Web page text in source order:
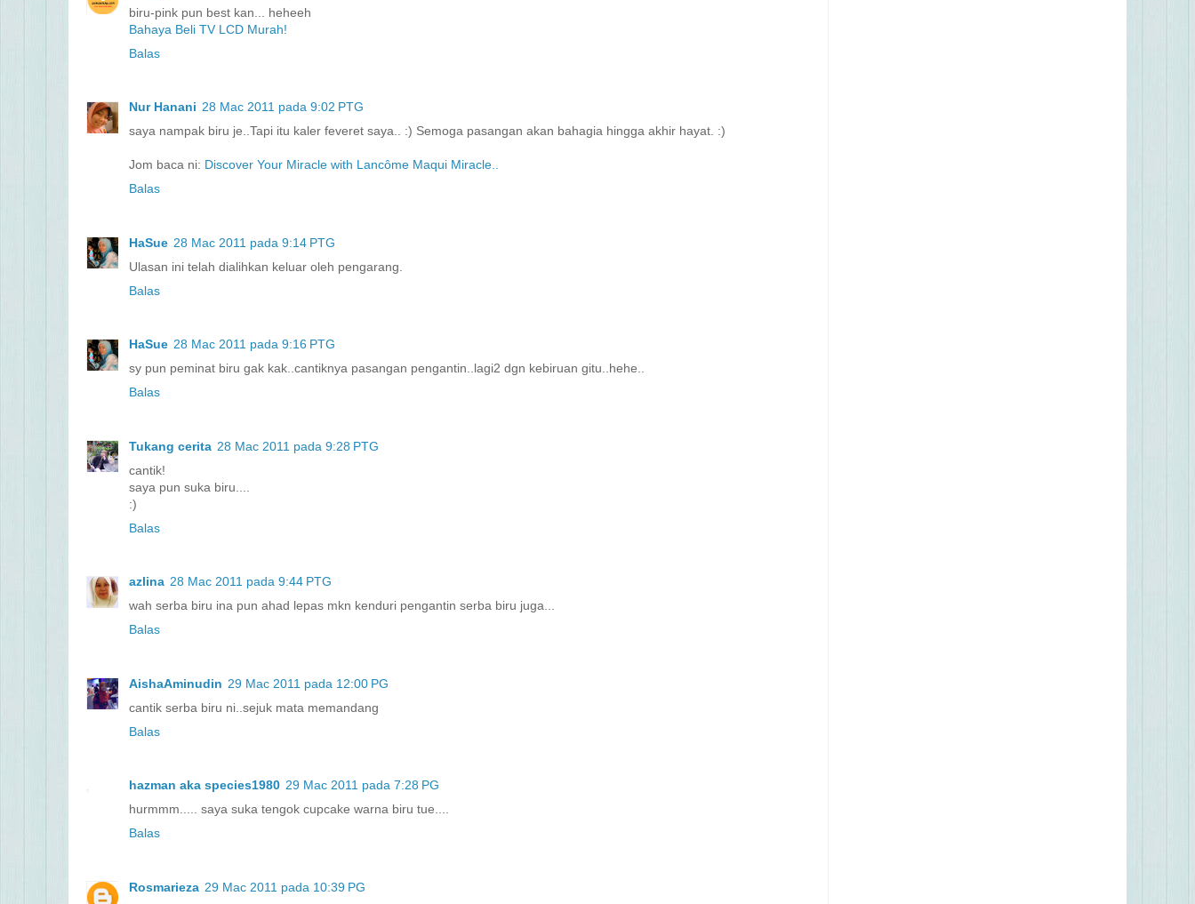
biru-pink pun best kan... heheeh
Bahaya Beli TV LCD Murah!
Balas
Nur Hanani 28 Mac 2011 pada 9:02 PTG
saya nampak biru je..Tapi itu kaler feveret saya.. :) Semoga pasangan akan bahagia hingga akhir hayat. :)
Jom baca ni: Discover Your Miracle with Lancôme Maqui Miracle..
Balas
HaSue 28 Mac 2011 pada 9:14 PTG
Ulasan ini telah dialihkan keluar oleh pengarang.
Balas
HaSue 28 Mac 2011 pada 9:16 PTG
sy pun peminat biru gak kak..cantiknya pasangan pengantin..lagi2 dgn kebiruan gitu..hehe..
Balas
Tukang cerita 28 Mac 2011 pada 9:28 PTG
cantik!
saya pun suka biru....
:)
Balas
azlina 28 Mac 2011 pada 9:44 PTG
wah serba biru ina pun ahad lepas mkn kenduri pengantin serba biru juga...
Balas
AishaAminudin 29 Mac 2011 pada 12:00 PG
cantik serba biru ni..sejuk mata memandang
Balas
hazman aka species1980 29 Mac 2011 pada 7:28 PG
hurmmm..... saya suka tengok cupcake warna biru tue....
Balas
Rosmarieza 29 Mac 2011 pada 10:39 PG